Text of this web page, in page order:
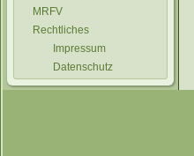
MRFV
Rechtliches
Impressum
Datenschutz